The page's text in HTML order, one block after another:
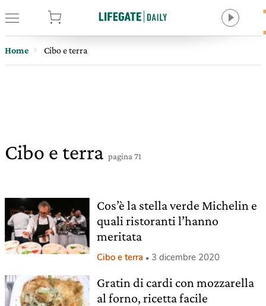
Home Cibo e terra
Cibo e terra pagina 71
Cos’è la stella verde Michelin e
quali ristoranti l’hanno
meritata
Cibo e terra 3 dicembre 2020
Gratin di cardi con mozzarella
al forno, ricetta facile